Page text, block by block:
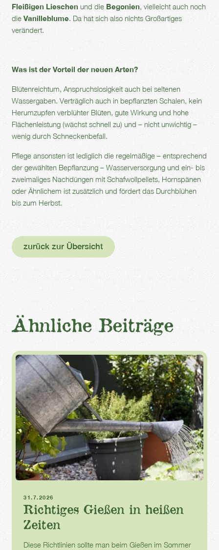
Fleißigen Lieschen und die Begonien, vielleicht auch noch
die Vanilleblume. Da hat sich also nichts Großartiges
verändert.
Was ist der Vorteil der neuen Arten?
Blütenreichtum, Anspruchslosigkeit auch bei seltenen
Wassergaben. Verträglich auch in bepflanzten Schalen, kein
Herumzupfen verblühter Blüten, gute Wirkung und hohe
Flächenleistung (wächst schnell zu) und – nicht unwichtig –
wenig durch Schneckenbefall.
Pflege ansonsten ist lediglich die regelmäßige – entsprechend
der gewählten Bepflanzung – Wasserversorgung und ein- bis
zweimaliges Nachdüngen mit Schafwollpellets, Hornspänen
oder Ähnlichem ist zusätzlich und fördert das Durchblühen
bis zum Herbst.
zurück zur Übersicht
Ähnliche Beiträge
31.7.2026
Richtiges Gießen in heißen
Zeiten
Diese Richtlinien sollte man beim Gießen im Sommer